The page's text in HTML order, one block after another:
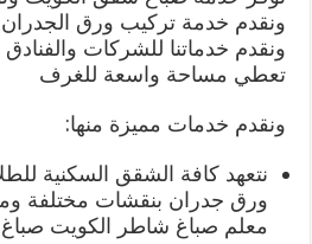
ونقدم خدمة تركيب ورق الجدران
ونقدم خدماتنا للشركات
تعطي مساحة واسعة للغرف
ونقدم خدمات مميزة منها:
نتعهد كافة الشقق السكنية
ورق جدران بنقشات مختلفة
معلم صباغ شاطر الكويت